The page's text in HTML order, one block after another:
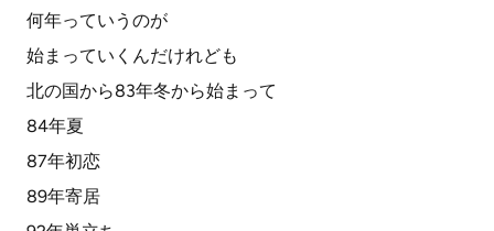
何年っていうのが
始まっていくんだけれども
北の国から83年冬から始まって
84年夏
87年初恋
89年寄居